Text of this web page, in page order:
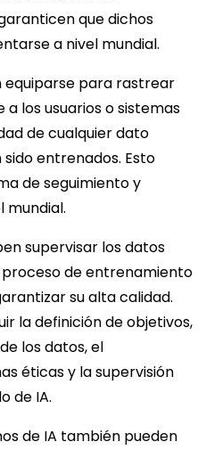
que dichos
a nivel mundial.
equiparse para rastrear
los usuarios o sistemas
de cualquier dato
entrenados. Esto
de seguimiento y
mundial.
supervisar los datos
de entrenamiento
su alta calidad.
la definición de objetivos,
los datos, el
éticas y la supervisión
de IA.
de IA también pueden